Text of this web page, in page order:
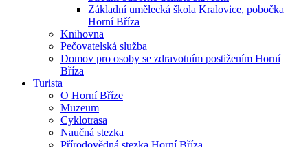
Základní umělecká škola Kralovice, pobočka
Horní Bříza
Knihovna
Pečovatelská služba
Domov pro osoby se zdravotním postižením Horní
Bříza
Turista
O Horní Bříze
Muzeum
Cyklotrasa
Naučná stezka
Přírodovědná stezka Horní Bříza